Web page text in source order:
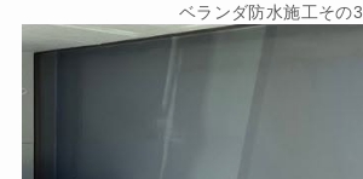
ベランダ防水施工その3